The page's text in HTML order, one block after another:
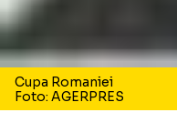
Cupa Romaniei
Foto: AGERPRES